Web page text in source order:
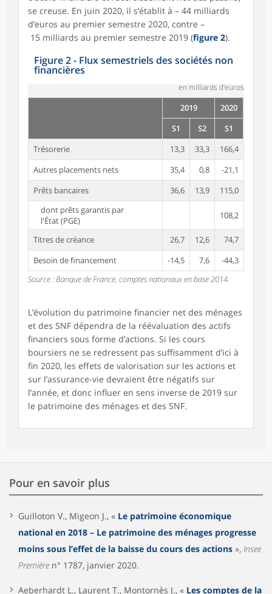
se creuse. En juin 2020, il s’établit à – 44 milliards
d’euros au premier semestre 2020, contre –
15 milliards au premier semestre 2019 (figure 2).
Figure 2 - Flux semestriels des sociétés non
financières
en milliards d'euros
2019
2020
S1
S2
S1
Trésorerie
13,3 33,3
166,4
Autres placements nets
35,4 0,8
-21,1
Prêts bancaires
36,6 13,9
115,0
dont prêts garantis par
l'État (PGE)
108,2
Titres de créance 26,7 12,6
74,7
Besoin de financement
-14,5 7,6
-44,3
Source : Banque de France, comptes nationaux en base 2014.
L’évolution du patrimoine financier net des ménages
et des SNF dépendra de la réévaluation des actifs
financiers sous forme d’actions. Si les cours
boursiers ne se redressent pas suffisamment d’ici à
fin 2020, les effets de valorisation sur les actions et
sur l’assurance-vie devraient être négatifs sur
l’année, et donc influer en sens inverse de 2019 sur
le patrimoine des ménages et des SNF.
Pour en savoir plus
Guilloton V., Migeon J., « Le patrimoine économique
national en 2018 – Le patrimoine des ménages progresse
moins sous l’effet de la baisse du cours des actions », Insee
Première n° 1787, janvier 2020.
Aeberhardt L., Laurent T., Montornès J., « Les comptes de la